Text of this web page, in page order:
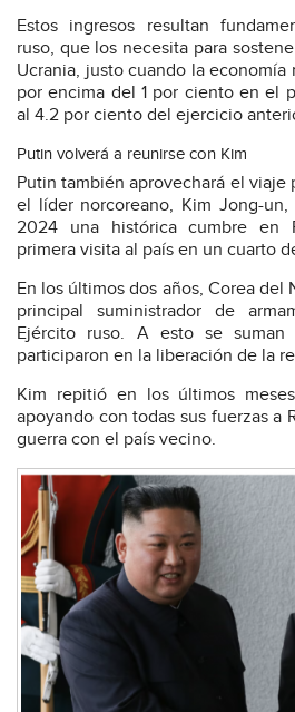
Estos ingresos resultan
ruso, que los necesita para
Ucrania, justo cuando la economía
por encima del 1 por ciento en el
al 4.2 por ciento del ejercicio
Putin volverá a reunirse con Kim
Putin también aprovechará el viaje
el líder norcoreano, Kim Jong-
2024 una histórica cumbre en
primera visita al país en un cuarto
En los últimos dos años, Corea del
principal suministrador de
Ejército ruso. A esto se
participaron en la liberación de la
Kim repitió en los últimos
apoyando con todas sus fuerzas a
guerra con el país vecino.